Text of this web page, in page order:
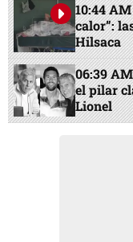
10:44
calor”:
Hilsaca
06:39
el pilar
Lionel